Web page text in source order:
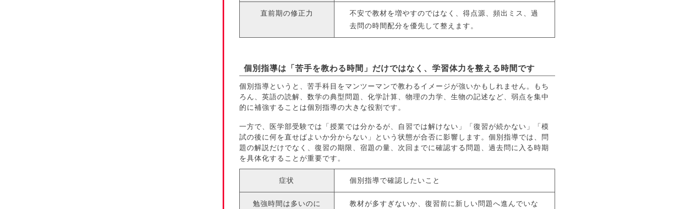
直前期の修正力
不安で教材を増やすのではなく、得点源、頻出ミス、過
去問の時間配分を優先して整えます。
個別指導は「苦手を教わる時間」だけではなく、学習体力を整える時間です
個別指導というと、苦手科目をマンツーマンで教わるイメージが強いかもしれません。もち
ろん、英語の読解、数学の典型問題、化学計算、物理の力学、生物の記述など、弱点を集中
的に補強することは個別指導の大きな役割です。
一方で、医学部受験では「授業では分かるが、自習では解けない」「復習が続かない」「模
試の後に何を直せばよいか分からない」という状態が合否に影響します。個別指導では、問
題の解説だけでなく、復習の期限、宿題の量、次回までに確認する問題、過去問に入る時期
を具体化することが重要です。
症状 個別指導で確認したいこと
勉強時間は多いのに
教材が多すぎないか、復習前に新しい問題へ進んでいな